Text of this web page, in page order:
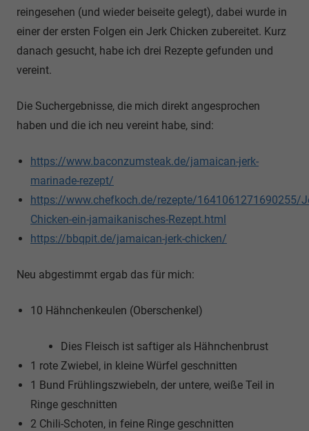
reingesehen (und wieder beiseite gelegt), dabei wurde in
einer der ersten Folgen ein Jerk Chicken zubereitet. Kurz
danach gesucht, habe ich drei Rezepte gefunden und
vereint.
Die Suchergebnisse, die mich direkt angesprochen
haben und die ich neu vereint habe, sind:
https://www.baconzumsteak.de/jamaican-jerk-
marinade-rezept/
https://www.chefkoch.de/rezepte/1641061271690255/
Chicken-ein-jamaikanisches-Rezept.html
https://bbqpit.de/jamaican-jerk-chicken/
Neu abgestimmt ergab das für mich:
10 Hähnchenkeulen (Oberschenkel)
Dies Fleisch ist saftiger als Hähnchenbrust
1 rote Zwiebel, in kleine Würfel geschnitten
1 Bund Frühlingszwiebeln, der untere, weiße Teil in
Ringe geschnitten
2 Chili-Schoten, in feine Ringe geschnitten